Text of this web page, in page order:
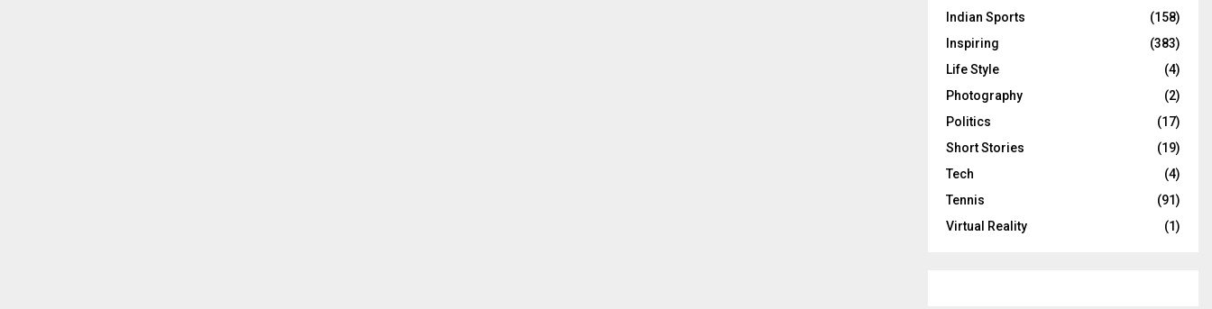
Indian Sports
(158)
Inspiring
(383)
Life Style
(4)
Photography
(2)
Politics
(17)
Short Stories
(19)
Tech
(4)
Tennis
(91)
Virtual Reality
(1)